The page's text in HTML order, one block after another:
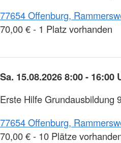
77654 Offenburg,
70,00 € - 1 Platz vorhanden
Sa. 15.08.2026 8:00 - 16:00
Erste Hilfe Grundausbildung
77654 Offenburg,
70,00 € - 10 Plätze